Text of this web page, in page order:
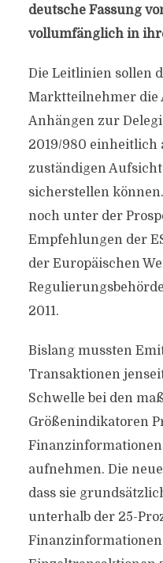
deutsche Fassung
vollumfänglich in
Die Leitlinien sollen
Marktteilnehmer die
Anhängen zur
2019/980 einheitlich
zuständigen
sicherstellen
noch unter der
Empfehlungen der
der Europäischen
2011.
Bislang mussten
Transaktionen
Schwelle bei den
Größenindikatoren
aufnehmen. Die
dass sie
unterhalb der 25-